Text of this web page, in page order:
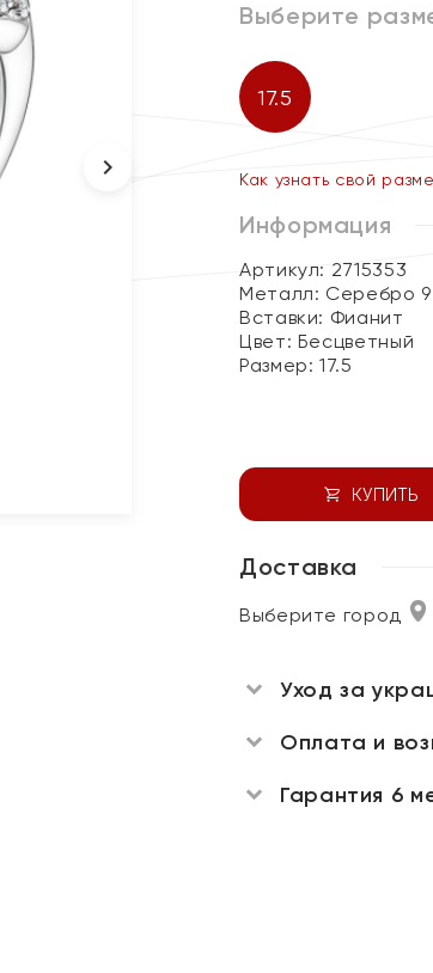
Выберите
17.5
Как узнать свой
Информация
Артикул: 2715353
Металл: Серебро
Вставки: Фианит
Цвет: Бесцветный
Размер:17.5
КУПИТЬ
Доставка
Выберите город
Уход за
Оплата и
Гарантия 6